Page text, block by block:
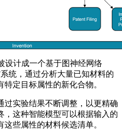
计成一个基于图神经网络
系统，通过分析大量已知材料的
定目标属性的新化合物。
实验结果不断调整，以更精确
，这种智能模型可以根据输入的
些属性的材料候选清单。